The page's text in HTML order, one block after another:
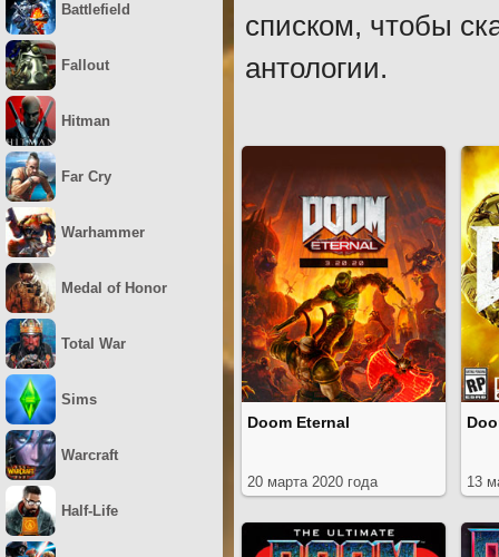
списком, чтобы
антологии.
Doom Eternal
20 марта 2020 года 13
Battlefield
Fallout
Hitman
Far Cry
Warhammer
Medal of Honor
Total War
Sims
Warcraft
Half-Life